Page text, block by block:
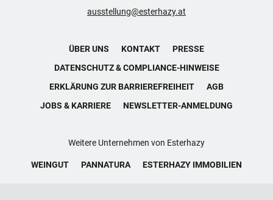
ausstellung@esterhazy.at
ÜBER UNS KONTAKT
PRESSE
DATENSCHUTZ & COMPLIANCE-HINWEISE
ERKLÄRUNG ZUR BARRIEREFREIHEIT
AGB
JOBS & KARRIERE
NEWSLETTER-ANMELDUNG
Weitere Unternehmen von Esterhazy
WEINGUT PANNATURA ESTERHAZY IMMOBILIEN